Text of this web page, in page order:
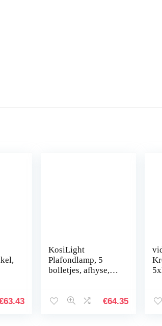
63.43
KosiLight
Plafondlamp, 5
bolletjes, afhyse,
aluminium, IP20,
€64.35